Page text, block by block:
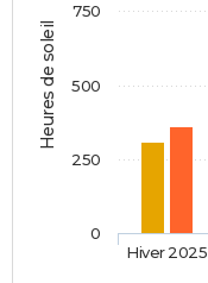
Heures de soleil
Hiver 2025
0
250
500
750